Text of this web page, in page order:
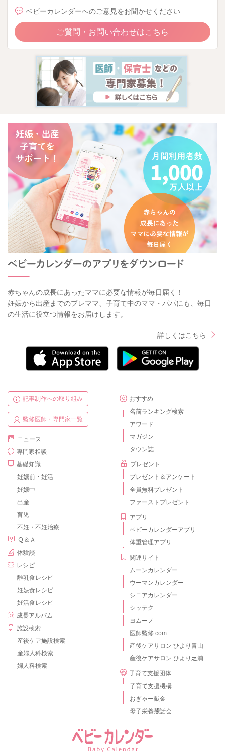
ベビーカレンダーへのご意見をお聞かせください
ご質問・お問い合わせはこちら
赤ちゃんの成長にあったママに必要な情報が毎日届く！
妊娠から出産までのプレママ、子育て中のママ・パパにも、毎日
の生活に役立つ情報をお届けします。
詳しくはこちら
記事制作への取り組み
監修医師・専門家一覧
ニュース
専門家相談
基礎知識
妊娠前・妊活
妊娠中
出産
育児
不妊・不妊治療
Ｑ＆Ａ
体験談
レシピ
離乳食レシピ
妊娠食レシピ
妊活食レシピ
成長アルバム
施設検索
産後ケア施設検索
産婦人科検索
婦人科検索
おすすめ
名前ランキング検索
アワード
マガジン
タウン誌
プレゼント
プレゼント＆アンケート
全員無料プレゼント
ファーストプレゼント
アプリ
ベビーカレンダーアプリ
体重管理アプリ
関連サイト
ムーンカレンダー
ウーマンカレンダー
シニアカレンダー
シッテク
ヨムーノ
医師監修.com
産後ケアサロン ひより青山
産後ケアサロン ひより芝浦
子育て支援団体
子育て支援機構
おぎゃー献金
母子栄養懇話会